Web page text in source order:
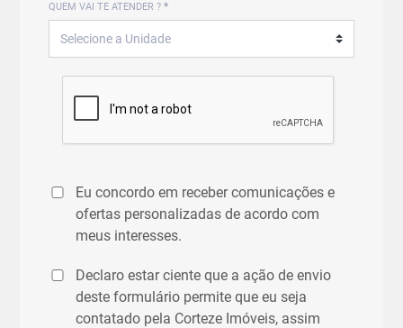
QUEM VAI TE ATENDER ?*
Eu concordo em receber comunicações e
ofertas personalizadas de acordo com
meus interesses.
Declaro estar ciente que a ação de envio
deste formulário permite que eu seja
contatado pela Corteze Imóveis, assim